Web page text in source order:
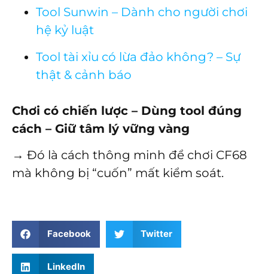
Tool Sunwin – Dành cho người chơi
hệ kỷ luật
Tool tài xỉu có lừa đảo không? – Sự
thật & cảnh báo
Chơi có chiến lược – Dùng tool đúng
cách – Giữ tâm lý vững vàng
→ Đó là cách thông minh để chơi CF68
mà không bị “cuốn” mất kiểm soát.
Facebook Twitter
LinkedIn